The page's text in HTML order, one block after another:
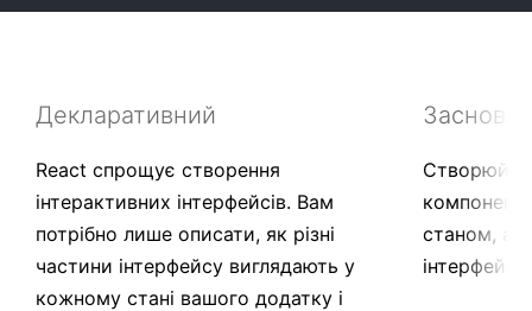
Декларативний
React спрощує створення
інтерактивних інтерфейсів. Вам
потрібно лише описати, як різні
частини інтерфейсу виглядають у
кожному стані вашого додатку і
Створюйте
станом, а з
інтерфейси.